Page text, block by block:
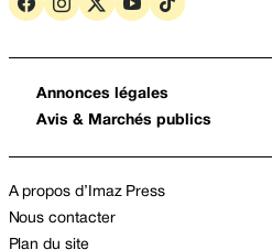
Annonces légales
Avis & Marchés publics
A propos d’Imaz Press
Nous contacter
Plan du site